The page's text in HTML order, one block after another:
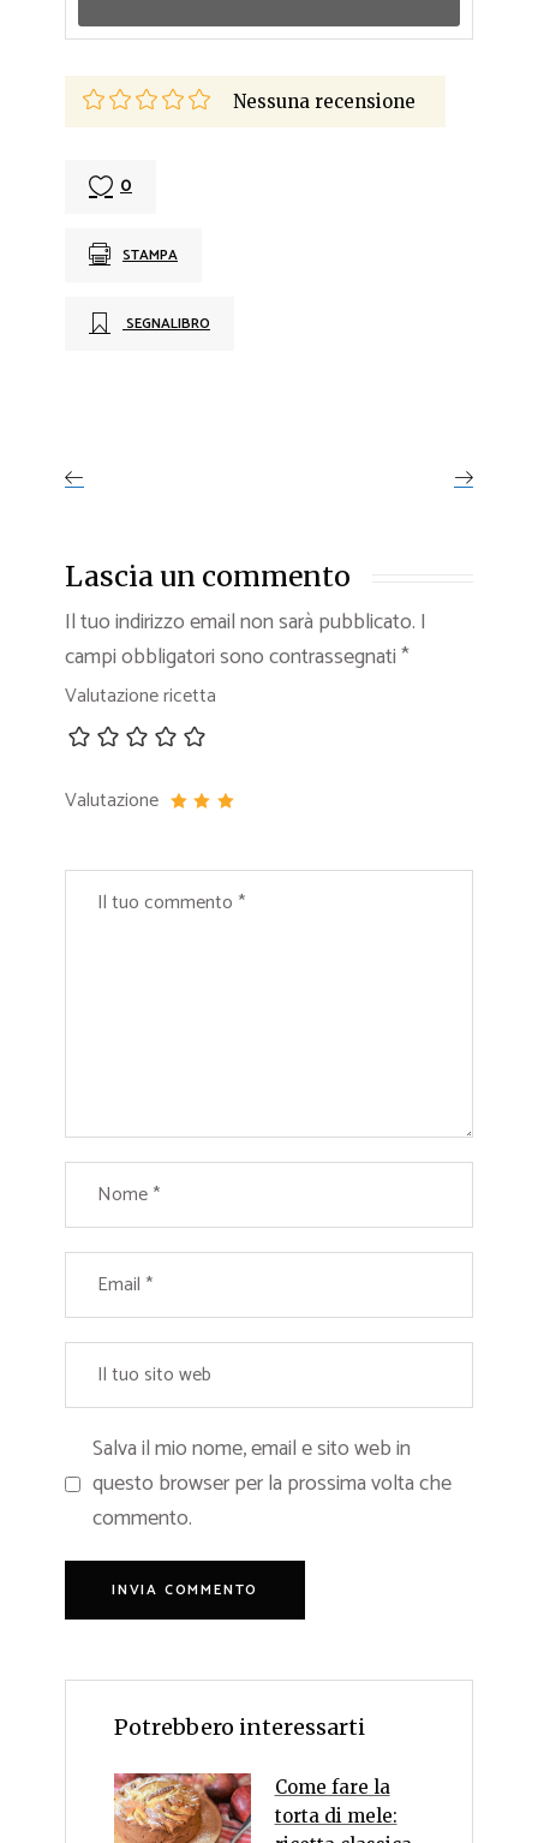
Nessuna recensione
0
STAMPA
SEGNALIBRO
Lascia un commento
Il tuo indirizzo email non sarà pubblicato. I
campi obbligatori sono contrassegnati*
Valutazione ricetta
Valutazione
Salva il mio nome, email e sito web in
questo browser per la prossima volta che
commento.
Potrebbero interessarti
Come fare la
torta di mele: